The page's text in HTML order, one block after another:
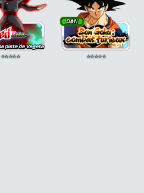
⭐⭐⭐⭐⭐ ⭐⭐⭐⭐⭐